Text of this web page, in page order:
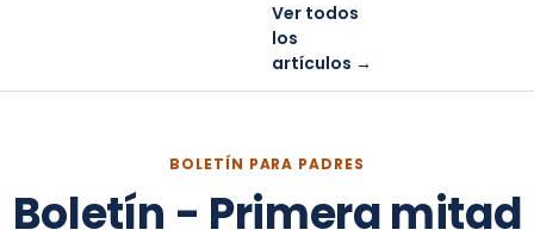
Ver todos
los
artículos →
BOLETÍN PARA PADRES
Boletín - Primera mitad